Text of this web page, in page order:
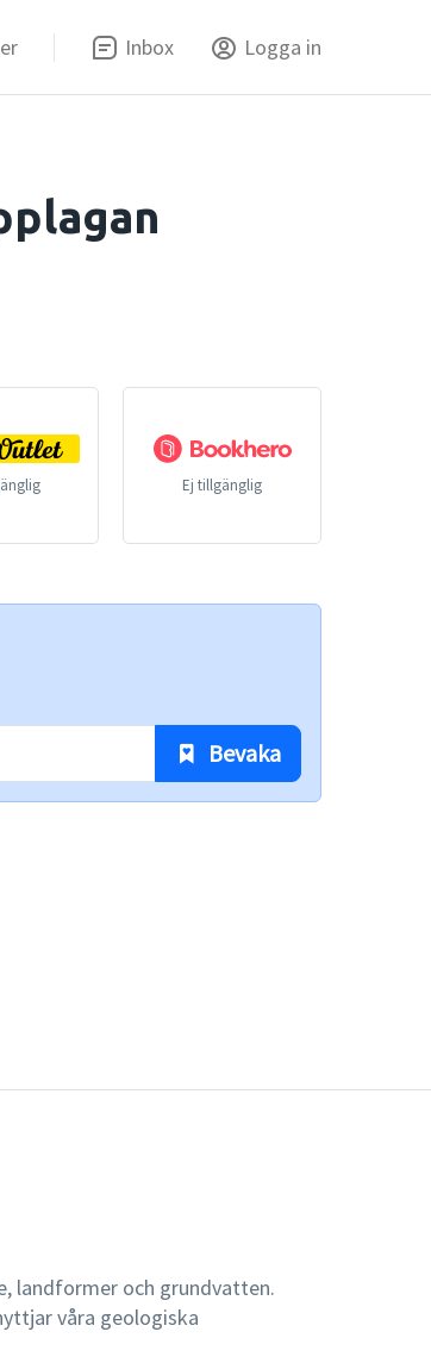
Inbox Logga in
Ej tillgänglig
Bevaka
landformer och grundvatten.
våra geologiska